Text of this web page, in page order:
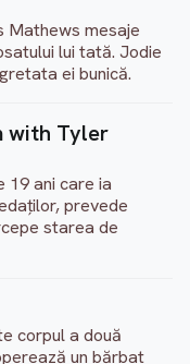
Mathews mesaje
lui tată. Jodie
ei bunică.
with Tyler
19 ani care ia
prevede
starea de
corpul a două
un bărbat